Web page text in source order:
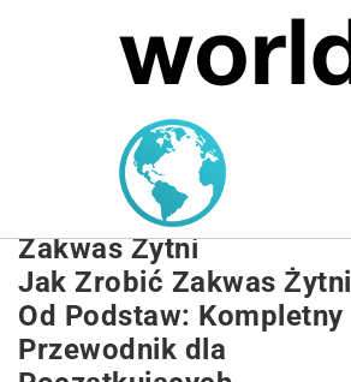
MARIUSZ ŁAMAGA 27.09.2025
Jak Zrobić Zakwas Żytni
Od Podstaw: Kompletny
Przewodnik i Przepis na
Zakwas Żytni
Jak Zrobić Zakwas Żytni
Od Podstaw: Kompletny
Przewodnik dla